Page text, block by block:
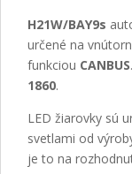
H21W/BAY9s
určené na
funkciou CANBUS
1860.
LED žiarovky sú
svetlami od
je to na